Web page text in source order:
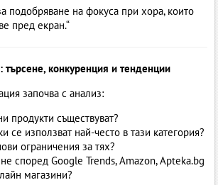
подобряване на фокуса при хора, които
пред екран.“
търсене, конкуренция и тенденции
започва с анализ:
продукти съществуват?
се използват най-често в тази категория?
ограничения за тях?
според Google Trends, Amazon, Apteka.bg
магазини?